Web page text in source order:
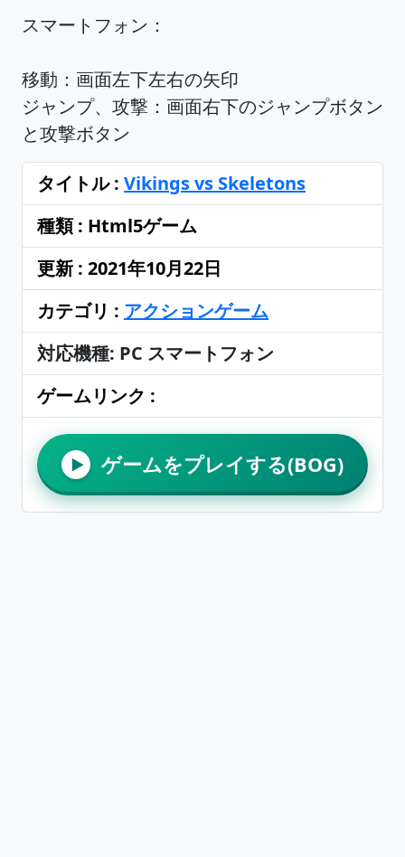
スマートフォン：
移動：画面左下左右の矢印
ジャンプ、攻撃：画面右下のジャンプボタン
と攻撃ボタン
タイトル : Vikings vs Skeletons
種類 : Html5ゲーム
更新 : 2021年10月22日
カテゴリ : アクションゲーム
対応機種: PC スマートフォン
ゲームリンク :
▶ ゲームをプレイする(BOG)